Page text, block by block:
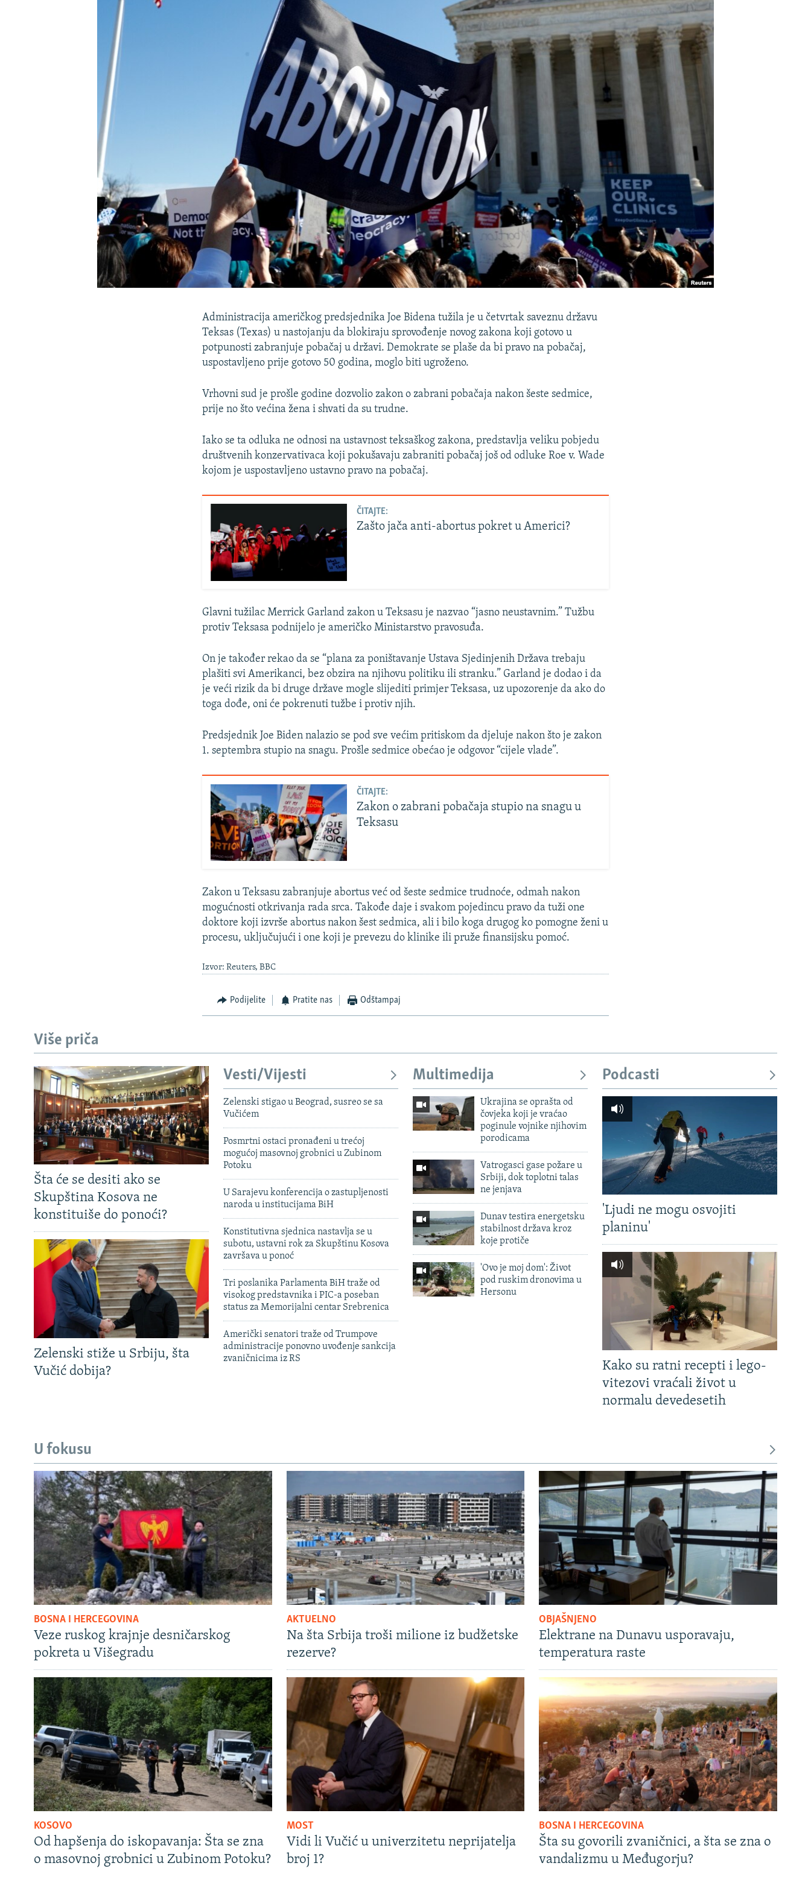
POPLAVE I KLIZIŠTA U BIH 2024.
TRI DECENIJE OD RATA U BIH
NASTANAK I RASPAD JUGOSLAVIJE
Administracija američkog predsjednika Joe Bidena tužila je u četvrtak saveznu državu
Teksas (Texas) u nastojanju da blokiraju sprovođenje novog zakona koji gotovo u
potpunosti zabranjuje pobačaj u državi. Demokrate se plaše da bi pravo na pobačaj,
uspostavljeno prije gotovo 50 godina, moglo biti ugroženo.
Vrhovni sud je prošle godine dozvolio zakon o zabrani pobačaja nakon šeste sedmice,
prije no što većina žena i shvati da su trudne.
Iako se ta odluka ne odnosi na ustavnost teksaškog zakona, predstavlja veliku pobjedu
društvenih konzervativaca koji pokušavaju zabraniti pobačaj još od odluke Roe v. Wade
kojom je uspostavljeno ustavno pravo na pobačaj.
ČITAJTE:
Zašto jača anti-abortus pokret u Americi?
Glavni tužilac Merrick Garland zakon u Teksasu je nazvao “jasno neustavnim.” Tužbu
protiv Teksasa podnijelo je američko Ministarstvo pravosuđa.
On je također rekao da se “plana za poništavanje Ustava Sjedinjenih Država trebaju
plašiti svi Amerikanci, bez obzira na njihovu politiku ili stranku.” Garland je dodao i da
je veći rizik da bi druge države mogle slijediti primjer Teksasa, uz upozorenje da ako do
toga dođe, oni će pokrenuti tužbe i protiv njih.
Predsjednik Joe Biden nalazio se pod sve većim pritiskom da djeluje nakon što je zakon
1. septembra stupio na snagu. Prošle sedmice obećao je odgovor “cijele vlade”.
ČITAJTE:
Zakon o zabrani pobačaja stupio na snagu u
Teksasu
Zakon u Teksasu zabranjuje abortus već od šeste sedmice trudnoće, odmah nakon
mogućnosti otkrivanja rada srca. Takođe daje i svakom pojedincu pravo da tuži one
doktore koji izvrše abortus nakon šest sedmica, ali i bilo koga drugog ko pomogne ženi u
procesu, uključujući i one koji je prevezu do klinike ili pruže finansijsku pomoć.
Izvor: Reuters, BBC
Podijelite Pratite nas Odštampaj
Više priča
Šta će se desiti ako se
Skupština Kosova ne
konstituiše do ponoći?
Zelenski stiže u Srbiju, šta
Vučić dobija?
Vesti/Vijesti
Zelenski stigao u Beograd, susreo se sa
Vučićem
Posmrtni ostaci pronađeni u trećoj
mogućoj masovnoj grobnici u Zubinom
Potoku
U Sarajevu konferencija o zastupljenosti
naroda u institucijama BiH
Konstitutivna sjednica nastavlja se u
subotu, ustavni rok za Skupštinu Kosova
završava u ponoć
Tri poslanika Parlamenta BiH traže od
visokog predstavnika i PIC-a poseban
status za Memorijalni centar Srebrenica
Američki senatori traže od Trumpove
administracije ponovno uvođenje sankcija
zvaničnicima iz RS
Multimedija
Ukrajina se oprašta od
čovjeka koji je vraćao
poginule vojnike njihovim
porodicama
Vatrogasci gase požare u
Srbiji, dok toplotni talas
ne jenjava
Dunav testira energetsku
stabilnost država kroz
koje protiče
'Ovo je moj dom': Život
pod ruskim dronovima u
Hersonu
Podcasti
'Ljudi ne mogu osvojiti
planinu'
Kako su ratni recepti i lego-
vitezovi vraćali život u
normalu devedesetih
U fokusu
BOSNA I HERCEGOVINA
Veze ruskog krajnje desničarskog
pokreta u Višegradu
AKTUELNO
Na šta Srbija troši milione iz budžetske
rezerve?
OBJAŠNJENO
Elektrane na Dunavu usporavaju,
temperatura raste
KOSOVO
Od hapšenja do iskopavanja: Šta se zna
o masovnoj grobnici u Zubinom Potoku?
MOST
Vidi li Vučić u univerzitetu neprijatelja
broj 1?
BOSNA I HERCEGOVINA
Šta su govorili zvaničnici, a šta se zna o
vandalizmu u Međugorju?